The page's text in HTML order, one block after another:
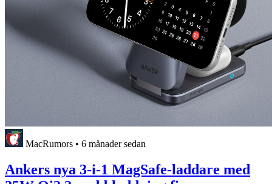
MacRumors • 6 månader sedan
Ankers nya 3-i-1 MagSafe-laddare med